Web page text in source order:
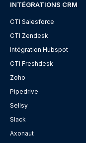
INTÉGRATIONS CRM
CTI Salesforce
CTI Zendesk
Intégration Hubspot
CTI Freshdesk
Zoho
Pipedrive
Sellsy
Slack
Axonaut